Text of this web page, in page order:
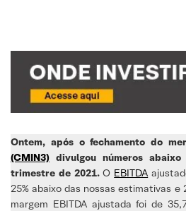
Ontem, após o fechamento do
(CMIN3) divulgou números
trimestre de 2021.O EBITDA
25% abaixo das nossas estimativas e
margem EBITDA ajustada foi de